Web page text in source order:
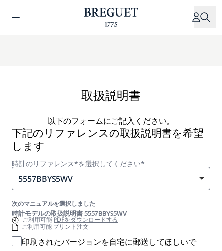
取扱説明書
以下のフォームにご記入ください。
下記のリファレンスの取扱説明書を希望
します
時計のリファレンス*を選択してください*
5557BBYS5WV
次のマニュアルを選択しました
時計モデルの取扱説明書 5557BBYS5WV
ご利用可能PDFをダウンロードする
ご利用可能 プリント注文
印刷されたバージョンを自宅に郵送してほしいで